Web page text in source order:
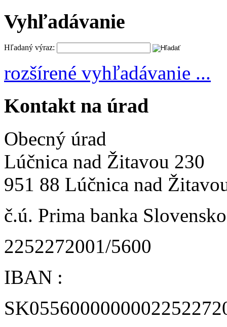
Vyhľadávanie
Hľadaný výraz:
rozšírené vyhľadávanie ...
Kontakt na úrad
Obecný úrad
Lúčnica nad Žitavou 230
951 88 Lúčnica nad
č.ú. Prima banka
2252272001/5600
IBAN :